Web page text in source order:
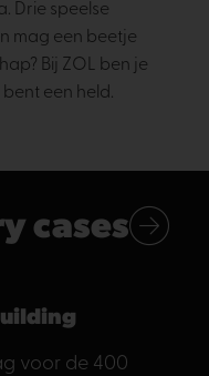
Drie speelse
mag een beetje
Bij ZOL ben je
een held.
cases
voor de 400